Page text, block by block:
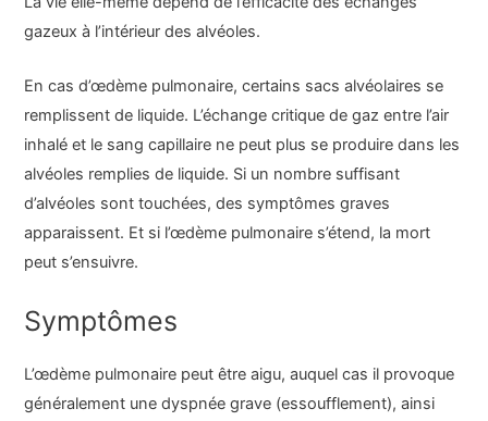
gazeux à l’intérieur des alvéoles.
En cas d’œdème pulmonaire, certains sacs alvéolaires se
remplissent de liquide. L’échange critique de gaz entre l’air
inhalé et le sang capillaire ne peut plus se produire dans les
alvéoles remplies de liquide. Si un nombre suffisant
d’alvéoles sont touchées, des symptômes graves
apparaissent. Et si l’œdème pulmonaire s’étend, la mort
peut s’ensuivre.
Symptômes
L’œdème pulmonaire peut être aigu, auquel cas il provoque
généralement une dyspnée grave (essoufflement), ainsi